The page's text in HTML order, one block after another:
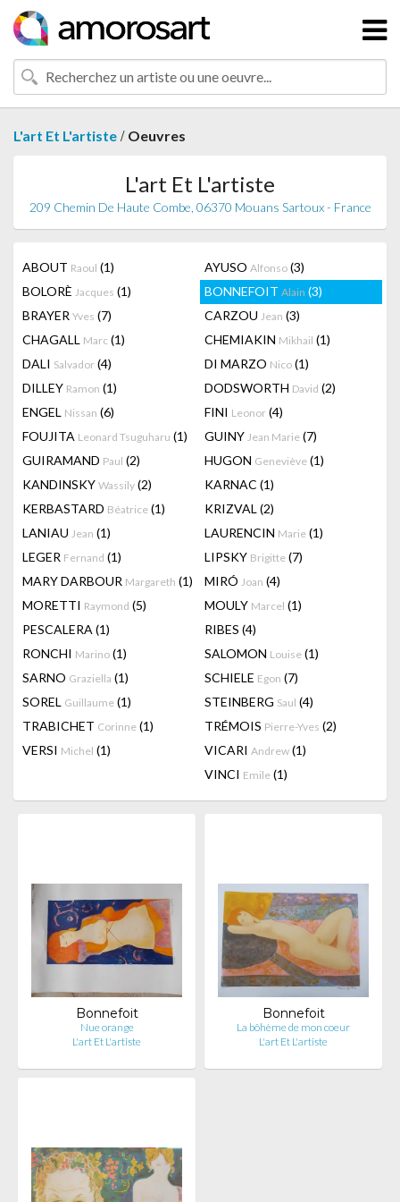
L'art Et L'artiste / Oeuvres
L'art Et L'artiste
209 Chemin De Haute Combe, 06370 Mouans Sartoux - France
ABOUT Raoul (1) AYUSO Alfonso (3)
BOLORÈ Jacques (1) BONNEFOIT Alain (3)
BRAYER Yves (7) CARZOU Jean (3)
CHAGALL Marc (1) CHEMIAKIN Mikhail (1)
DALI Salvador (4) DI MARZO Nico (1)
DILLEY Ramon (1) DODSWORTH David (2)
ENGEL Nissan (6) FINI Leonor (4)
FOUJITA Leonard Tsuguharu (1) GUINY Jean Marie (7)
GUIRAMAND Paul (2) HUGON Geneviève (1)
KANDINSKY Wassily (2) KARNAC (1)
KERBASTARD Béatrice (1) KRIZVAL (2)
LANIAU Jean (1) LAURENCIN Marie (1)
LEGER Fernand (1) LIPSKY Brigitte (7)
MARY DARBOUR Margareth (1) MIRÓ Joan (4)
MORETTI Raymond (5) MOULY Marcel (1)
PESCALERA (1) RIBES (4)
RONCHI Marino (1) SALOMON Louise (1)
SARNO Graziella (1) SCHIELE Egon (7)
SOREL Guillaume (1) STEINBERG Saul (4)
TRABICHET Corinne (1) TRÉMOIS Pierre-Yves (2)
VERSI Michel (1) VICARI Andrew (1)
VINCI Emile (1)
Bonnefoit
Nue orange
L'art Et L'artiste
Bonnefoit
La bôhème de mon coeur
L'art Et L'artiste